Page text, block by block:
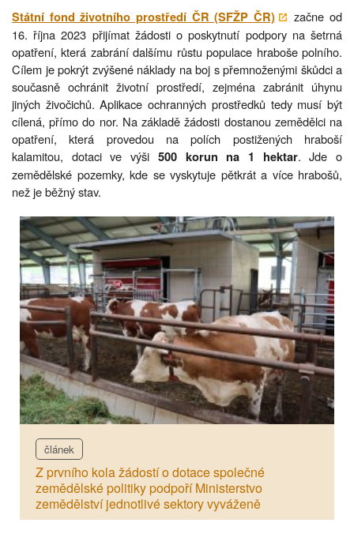
Státní fond životního prostředí ČR (SFŽP ČR)
začne od
16. října 2023 přijímat žádosti o poskytnutí podpory na šetrná
opatření, která zabrání dalšímu růstu populace hraboše polního.
Cílem je pokrýt zvýšené náklady na boj s přemnoženými škůdci a
současně ochránit životní prostředí, zejména zabránit úhynu
jiných živočichů. Aplikace ochranných prostředků tedy musí být
cílená, přímo do nor. Na základě žádosti dostanou zemědělci na
opatření, která provedou na polích postižených hraboší
kalamitou, dotaci ve výši 500 korun na 1 hektar. Jde o
zemědělské pozemky, kde se vyskytuje pětkrát a více hrabošů,
než je běžný stav.
článek
Z prvního kola žádostí o dotace společné
zemědělské politiky podpoří Ministerstvo
zemědělství jednotlivé sektory vyváženě